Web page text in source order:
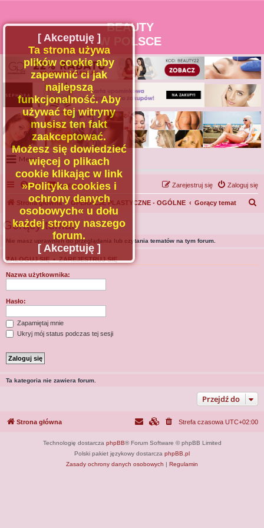
BEAUTY
W POLSCE
Menu
Portal
Facebook
Regulamin
Zapytaj administratora
Kontakt
FAQ Kontakt z nami Zaloguj się
Zarejestruj się
Strona główna OPERACJE PLASTYCZNE - OGÓLNE Gorący temat
Gorący temat
Nie masz uprawnień do przeglądania lub czytania tematów na tym forum.
ZALOGUJ SIĘ•ZAREJESTRUJ SIĘ
Nazwa użytkownika:
Hasło:
Zapamiętaj mnie
Ukryj mój status podczas tej sesji
Ta kategoria nie zawiera forum.
Przejdź do
[ Akceptuję ]
Ta strona używa
plików cookie aby
zapewnić ci jak
najlepszą
funkcjonalność. Aby
używać tej witryny
musisz ten fakt
zaakceptować.
Możesz się dowiedzieć
więcej o plikach
cookie klikając w link
»Polityka cookies i
ochrony danych
osobowych« u dołu
każdej strony naszego
forum.
[ Akceptuję ]
Strona główna Strefa czasowa UTC+02:00
Technologię dostarcza phpBB® Forum Software © phpBB Limited
Polski pakiet językowy dostarcza phpBB.pl
Zasady ochrony danych osobowych | Regulamin